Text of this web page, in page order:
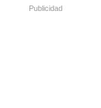
Publicidad